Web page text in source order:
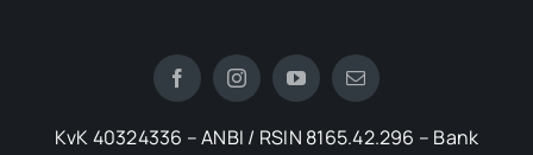
KvK 40324336 – ANBI / RSIN 8165.42.296 – Bank